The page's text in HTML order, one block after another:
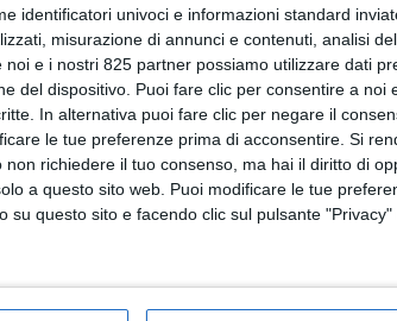
identificatori univoci e informazioni standard
misurazione di annunci e contenuti, analisi
noi e i nostri 825 partner possiamo utilizzare dati
del dispositivo. Puoi fare clic per consentire a
In alternativa puoi fare clic per negare il
le tue preferenze prima di acconsentire. Si
non richiedere il tuo consenso, ma hai il diritto di
a questo sito web. Puoi modificare le tue
su questo sito e facendo clic sul pulsante "Privacy"